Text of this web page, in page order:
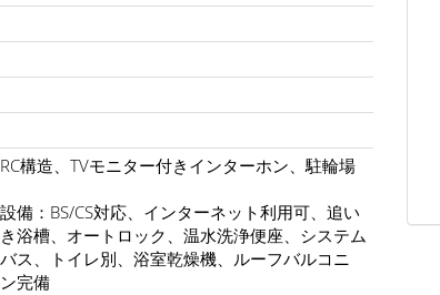
構造、TVモニター付きインターホン、駐輪場
備：BS/CS対応、インターネット利用可、追い
浴槽、オートロック、温水洗浄便座、システム
ス、トイレ別、浴室乾燥機、ルーフバルコニ
完備